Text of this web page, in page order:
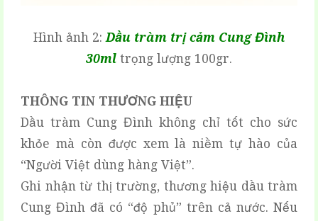
Hình ảnh 2:Dầu tràm trị cảm Cung Đình
30ml trọng lượng 100gr.
THÔNG TIN THƯƠNG HIỆU
Dầu tràm Cung Đình không chỉ tốt cho sức
khỏe mà còn được xem là niềm tự hào của
“Người Việt dùng hàng Việt”.
Ghi nhận từ thị trường, thương hiệu dầu tràm
Cung Đình đã có “độ phủ” trên cả nước. Nếu